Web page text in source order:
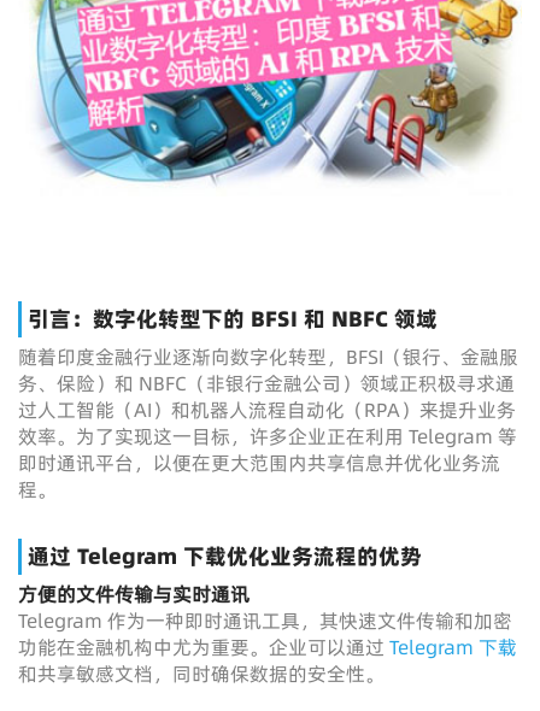
引言：数字化转型下的 BFSI 和 NBFC 领域
随着印度金融行业逐渐向数字化转型，BFSI（银行、金融服
务、保险）和 NBFC（非银行金融公司）领域正积极寻求通
过人工智能（AI）和机器人流程自动化（RPA）来提升业务
效率。为了实现这一目标，许多企业正在利用 Telegram 等
即时通讯平台，以便在更大范围内共享信息并优化业务流
程。
通过 Telegram 下载优化业务流程的优势
方便的文件传输与实时通讯
Telegram 作为一种即时通讯工具，其快速文件传输和加密
功能在金融机构中尤为重要。企业可以通过 Telegram 下载
和共享敏感文档，同时确保数据的安全性。